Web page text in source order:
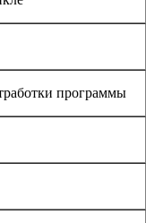
программы